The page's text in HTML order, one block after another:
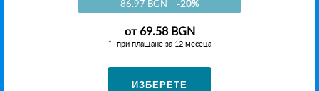
86.97 BGN -20%
от69.58 BGN
при плащане за 12 месеца
ИЗБЕРЕТЕ